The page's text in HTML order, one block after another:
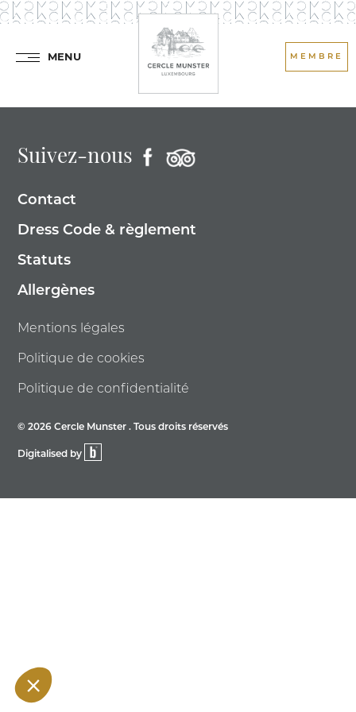
MENU MEMBRE
Suivez-nous
Contact
Dress Code & règlement
Statuts
Allergènes
Mentions légales
Politique de cookies
Politique de confidentialité
© 2026 Cercle Munster . Tous droits réservés
Digitalised by